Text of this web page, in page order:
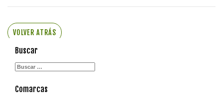
VOLVER ATRÁS
Buscar
Comarcas